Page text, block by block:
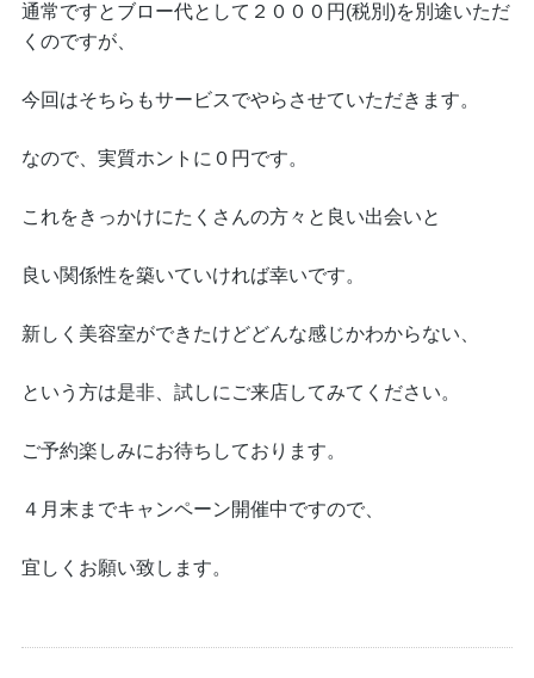
通常ですとブロー代として２０００円(税別)を別途いただ
くのですが、
今回はそちらもサービスでやらさせていただきます。
なので、実質ホントに０円です。
これをきっかけにたくさんの方々と良い出会いと
良い関係性を築いていければ幸いです。
新しく美容室ができたけどどんな感じかわからない、
という方は是非、試しにご来店してみてください。
ご予約楽しみにお待ちしております。
４月末までキャンペーン開催中ですので、
宜しくお願い致します。